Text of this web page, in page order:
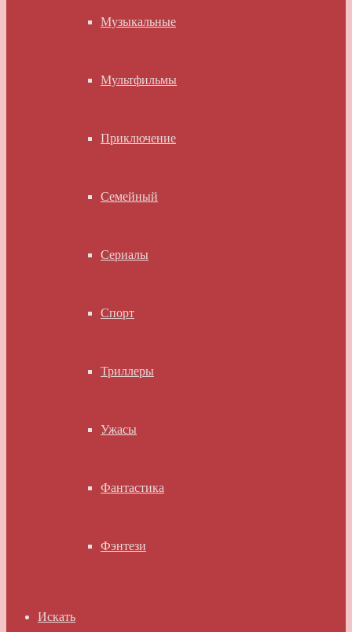
Музыкальные
Мультфильмы
Приключение
Семейный
Сериалы
Спорт
Триллеры
Ужасы
Фантастика
Фэнтези
Искать